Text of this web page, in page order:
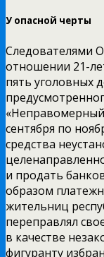
У опасной черты
Следователями
отношении 21-
пять уголовных
«Неправомерный
сентября по
средства
и продать
образом
жительниц
переправлял
в качестве
фигуранту